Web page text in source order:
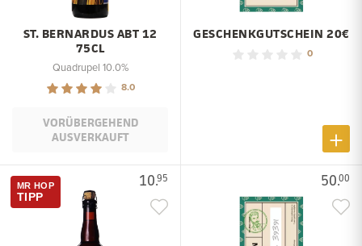
ST. BERNARDUS ABT 12
75CL
Quadrupel 10.0%
8.0
VORÜBERGEHEND
AUSVERKAUFT
GESCHENKGUTSCHEIN 20€
0
10.95
MR HOP
TIPP
50.00